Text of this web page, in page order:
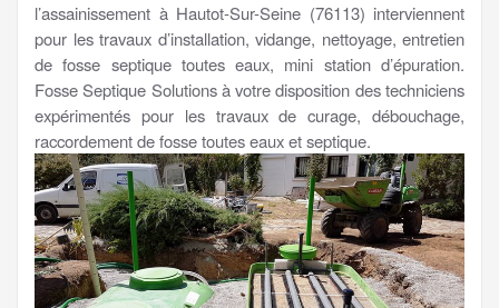
l’assainissement à Hautot-Sur-Seine (76113) interviennent
pour les travaux d’installation, vidange, nettoyage, entretien
de fosse septique toutes eaux, mini station d’épuration.
Fosse Septique Solutions à votre disposition des techniciens
expérimentés pour les travaux de curage, débouchage,
raccordement de fosse toutes eaux et septique.